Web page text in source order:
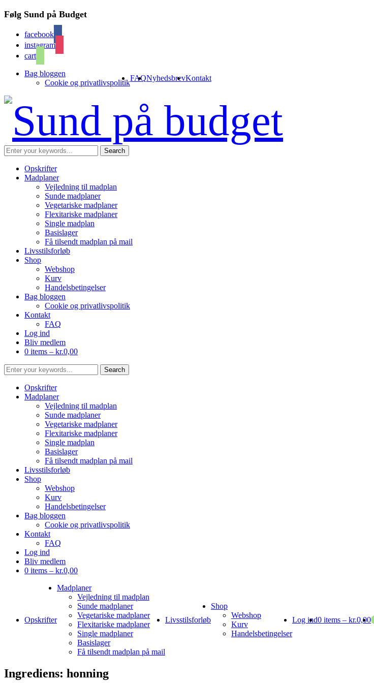
Følg Sund på Budget
facebook
instagram
cart
Bag bloggen
Cookie og privatlivspolitik
FAQNyhedsbrevKontakt
Opskrifter
Madplaner
Vejledning til madplan
Sunde madplaner
Vegetariske madplaner
Flexitariske madplaner
Single madplan
Basislager
Få tilsendt madplan på mail
Livsstilsforløb
Shop
Webshop
Kurv
Handelsbetingelser
Bag bloggen
Cookie og privatlivspolitik
Kontakt
FAQ
Log ind
Bliv medlem
0 items – kr.0,00
Opskrifter
Madplaner
Vejledning til madplan
Sunde madplaner
Vegetariske madplaner
Flexitariske madplaner
Single madplan
Basislager
Få tilsendt madplan på mail
Livsstilsforløb
Shop
Webshop
Kurv
Handelsbetingelser
Bag bloggen
Cookie og privatlivspolitik
Kontakt
FAQ
Log ind
Bliv medlem
0 items – kr.0,00
Opskrifter
Madplaner
Vejledning til madplan
Sunde madplaner
Vegetariske madplaner
Flexitariske madplaner
Single madplaner
Basislager
Få tilsendt madplan på mail
Livsstilsforløb
Shop
Webshop
Kurv
Handelsbetingelser
Log ind0 items – kr.0,00
Ingrediens: honning